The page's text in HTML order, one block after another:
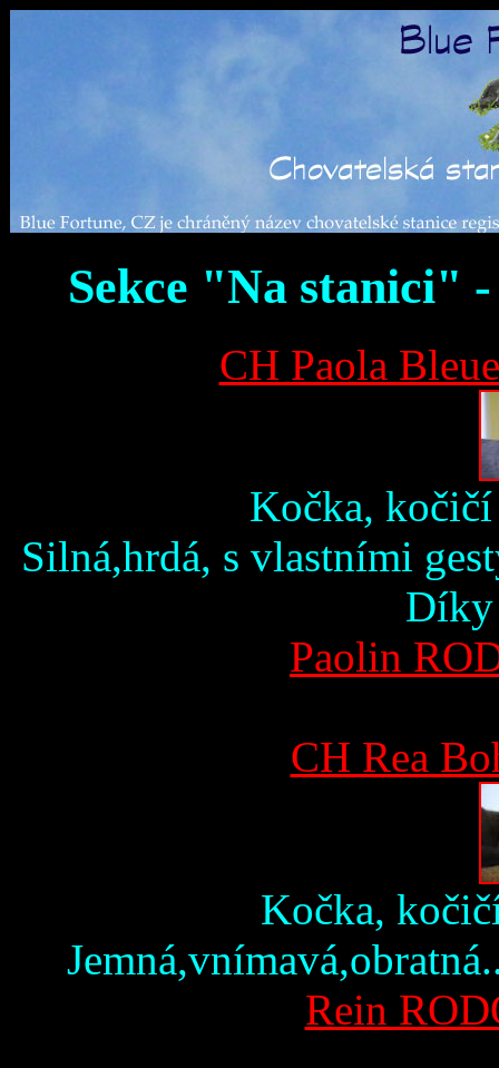
Sekce "Na stanici"
CH Paola
Kočka,
Silná,hrdá, s vlastními
Paolin
CH Rea
Kočka,
Rein